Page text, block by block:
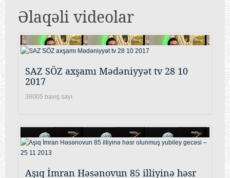
Əlaqəli videolar
SAZ SÖZ axşamı Mədəniyyət tv 28 10
2017
38005 baxış sayı
Aşıq İmran Həsənovun 85 illiyinə həsr